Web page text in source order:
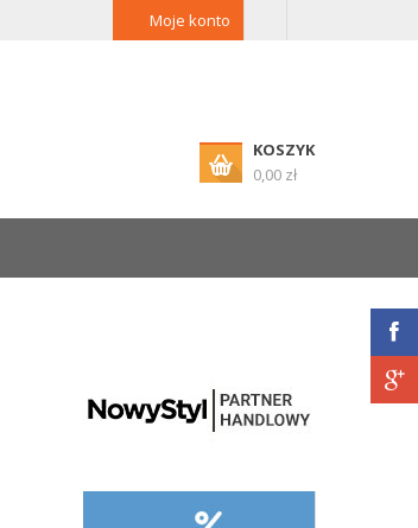
Moje konto
KOSZYK
0,00 zł